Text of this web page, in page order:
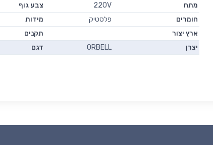
מתח
220V צבע גוף
חומרים
פלסטיק מידות
ארץ יצור
תקנים
יצרן
ORBELL דגם